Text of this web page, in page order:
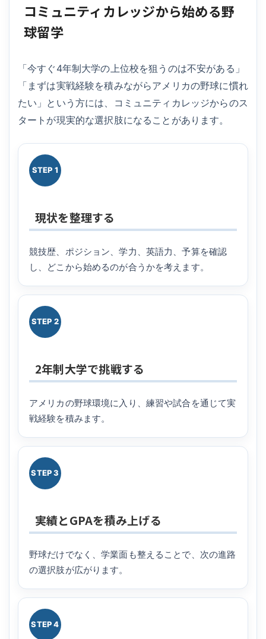
コミュニティカレッジから始める野
球留学
「今すぐ4年制大学の上位校を狙うのは不安がある」
「まずは実戦経験を積みながらアメリカの野球に慣れ
たい」という方には、コミュニティカレッジからのス
タートが現実的な選択肢になることがあります。
STEP 1
現状を整理する
競技歴、ポジション、学力、英語力、予算を確認
し、どこから始めるのが合うかを考えます。
STEP 2
2年制大学で挑戦する
アメリカの野球環境に入り、練習や試合を通じて実
戦経験を積みます。
STEP 3
実績とGPAを積み上げる
野球だけでなく、学業面も整えることで、次の進路
の選択肢が広がります。
STEP 4